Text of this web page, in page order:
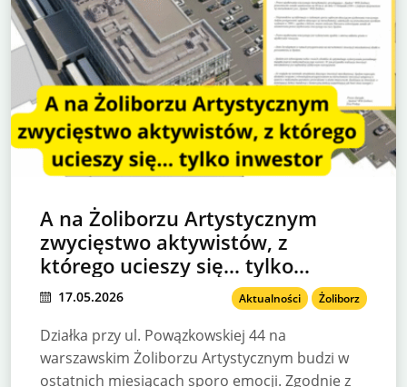
A na Żoliborzu Artystycznym
zwycięstwo aktywistów, z
którego ucieszy się… tylko
inwestor
17.05.2026 Aktualności Żoliborz
Działka przy ul. Powązkowskiej 44 na
warszawskim Żoliborzu Artystycznym budzi w
ostatnich miesiącach sporo emocji. Zgodnie z